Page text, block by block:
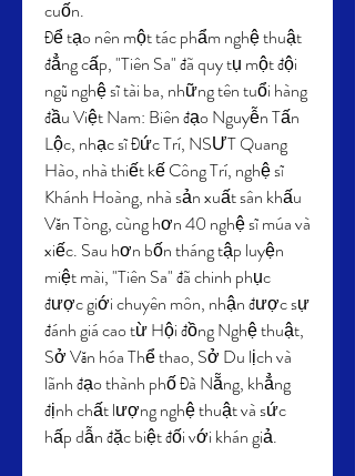
cuốn.
Để tạo nên một tác phẩm nghệ thuật
đẳng cấp, "Tiên Sa" đã quy tụ một đội
ngũ nghệ sĩ tài ba, những tên tuổi hàng
đầu Việt Nam: Biên đạo Nguyễn Tấn
Lộc, nhạc sĩ Đức Trí, NSƯT Quang
Hào, nhà thiết kế Công Trí, nghệ sĩ
Khánh Hoàng, nhà sản xuất sân khấu
Văn Tòng, cùng hơn 40 nghệ sĩ múa và
xiếc. Sau hơn bốn tháng tập luyện
miệt mài, "Tiên Sa" đã chinh phục
được giới chuyên môn, nhận được sự
đánh giá cao từ Hội đồng Nghệ thuật,
Sở Văn hóa Thể thao, Sở Du lịch và
lãnh đạo thành phố Đà Nẵng, khẳng
định chất lượng nghệ thuật và sức
hấp dẫn đặc biệt đối với khán giả.